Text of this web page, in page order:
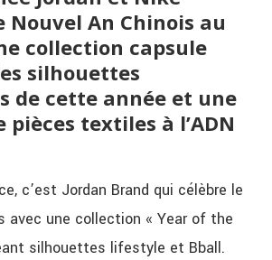
Nouvel An Chinois au
collection capsule
silhouettes
de cette année et une
pièces textiles à l’ADN
c’est Jordan Brand qui célèbre le
avec une collection « Year of the
silhouettes lifestyle et Bball.